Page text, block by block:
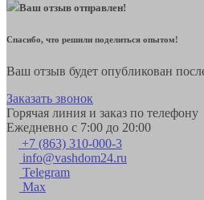
Ваш отзыв отправлен!
Спасибо, что решили поделиться опытом!
Ваш отзыв будет опубликован
Заказать звонок
Горячая линия и заказ по телефону
Ежедневно с 7:00 до 20:00
+7 (863) 310-000-3
info@vashdom24.ru
Telegram
Max